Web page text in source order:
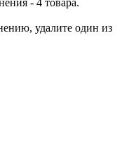
- 4 товара.
удалите один из